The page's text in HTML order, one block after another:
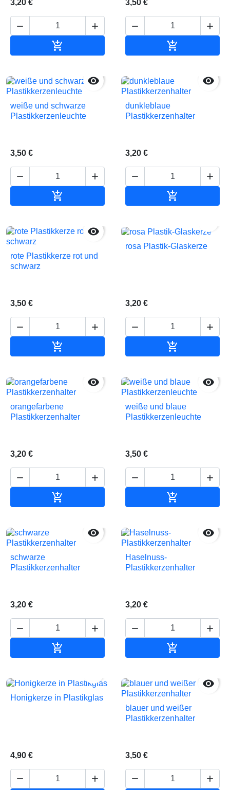
3,20 €
 

3,50 €
 


weiße und schwarze
Plastikkerzenleuchte
3,50 €
 


dunkleblaue
Plastikkerzenhalter
3,20 €
 


rote Plastikkerze rot und
schwarz
3,50 €
 

rosa Plastik-Glaskerze
3,20 €
 


orangefarbene
Plastikkerzenhalter
3,20 €
 


weiße und blaue
Plastikkerzenleuchte
3,50 €
 


schwarze
Plastikkerzenhalter
3,20 €
 


Haselnuss-
Plastikkerzenhalter
3,20 €
 

Honigkerze in Plastikglas
4,90 €
 

blauer und weißer
Plastikkerzenhalter
3,50 €
 